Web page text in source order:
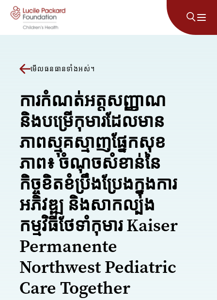
រំលងទៅមាតិកា
មើលធនធានទាំងអស់។
ការកំណត់អត្តសញ្ញាណ
និងបម្រើកុមារដែលមាន
ភាពស្មុគស្មាញផ្នែកសុខ
ភាព៖ ចំណុចសំខាន់នៃ
កិច្ចខិតខំប្រឹងប្រែងក្នុងការ
អភិវឌ្ឍ និងសាកល្បង
កម្មវិធីថែទាំកុមារ Kaiser
Permanente
Northwest Pediatric
Care Together